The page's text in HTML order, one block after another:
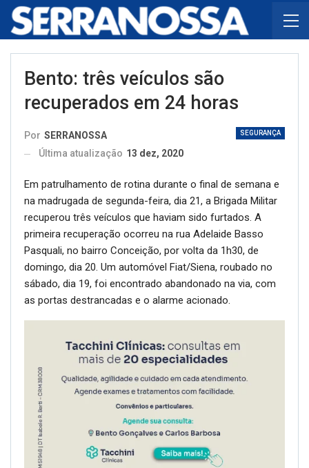
Bento: três veículos são
recuperados em 24 horas
SEGURANÇA
Por SERRANOSSA
Última atualização 13 dez, 2020
Em patrulhamento de rotina durante o final de semana e
na madrugada de segunda-feira, dia 21, a Brigada Militar
recuperou três veículos que haviam sido furtados. A
primeira recuperação ocorreu na rua Adelaide Basso
Pasquali, no bairro Conceição, por volta da 1h30, de
domingo, dia 20. Um automóvel Fiat/Siena, roubado no
sábado, dia 19, foi encontrado abandonado na via, com
as portas destrancadas e o alarme acionado.